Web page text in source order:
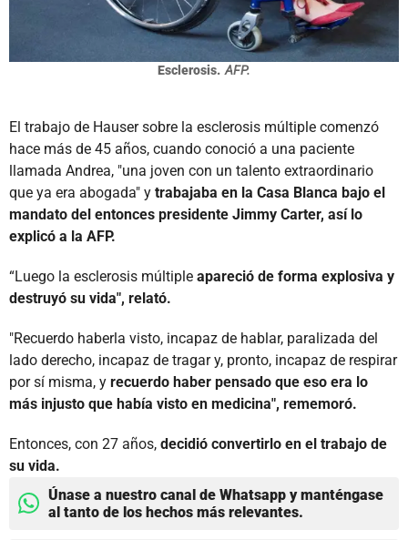
Esclerosis. AFP.
El trabajo de Hauser sobre la esclerosis múltiple comenzó
hace más de 45 años, cuando conoció a una paciente
llamada Andrea, "una joven con un talento extraordinario
que ya era abogada" y trabajaba en la Casa Blanca bajo el
mandato del entonces presidente Jimmy Carter, así lo
explicó a la AFP.
“Luego la esclerosis múltiple apareció de forma explosiva y
destruyó su vida", relató.
"Recuerdo haberla visto, incapaz de hablar, paralizada del
lado derecho, incapaz de tragar y, pronto, incapaz de respirar
por sí misma, y recuerdo haber pensado que eso era lo
más injusto que había visto en medicina", rememoró.
Entonces, con 27 años, decidió convertirlo en el trabajo de
su vida.
Únase a nuestro canal de Whatsapp y manténgase
al tanto de los hechos más relevantes.